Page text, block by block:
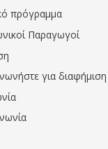
πρόγραμμα
Παραγωγοί
για διαφήμιση